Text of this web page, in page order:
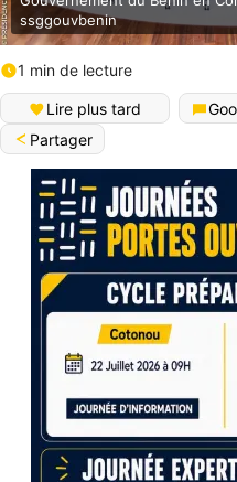
ssggouvbenin
1 min de lecture
Lire plus tard
Partager